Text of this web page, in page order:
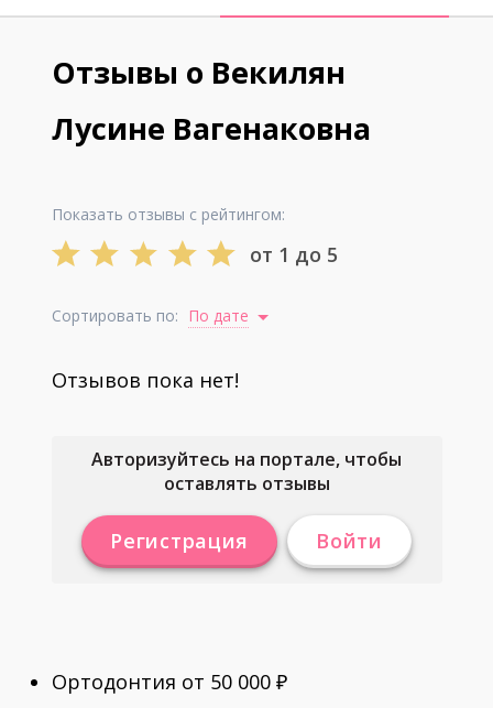
Отзывы о Векилян
Лусине Вагенаковна
Показать отзывы с рейтингом:
от 1 до 5
Сортировать по: По дате
Отзывов пока нет!
Авторизуйтесь на портале, чтобы
оставлять отзывы
Регистрация Войти
Ортодонтия от 50 000 ₽